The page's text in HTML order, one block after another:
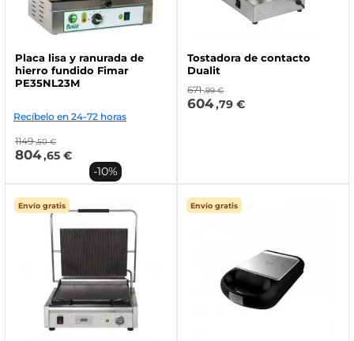
Placa lisa y ranurada de
hierro fundido Fimar
PE35NL23M
Recíbelo en 24-72 horas
1149 ,50 €
804,65 €
Tostadora de contacto
Dualit
671 ,99 €
604,79 €
Envío gratis
-10%
Envío gratis